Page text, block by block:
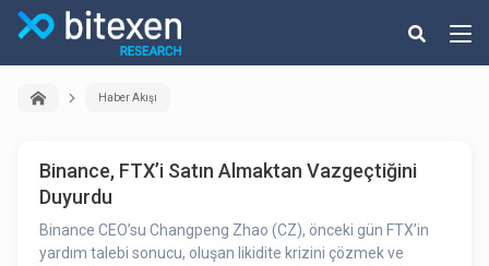
Haber Akışı
Binance, FTX’i Satın Almaktan Vazgeçtiğini
Duyurdu
Binance CEO’su Changpeng Zhao (CZ), önceki gün FTX’in
yardım talebi sonucu, oluşan likidite krizini çözmek ve